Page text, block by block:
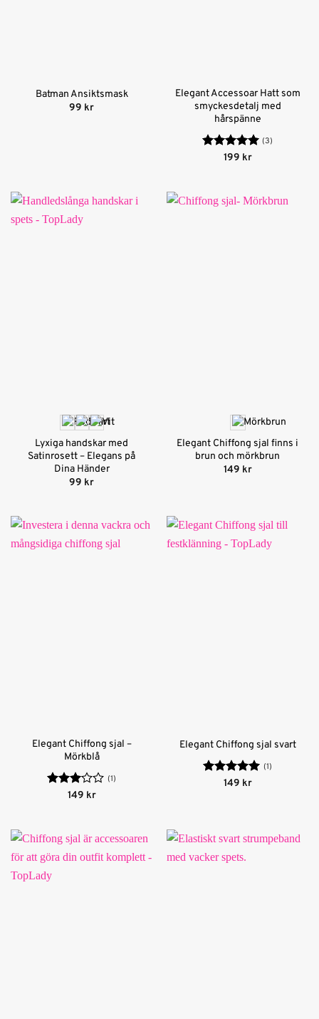
Batman Ansiktsmask
99 kr
Elegant Accessoar Hatt som
smyckesdetalj med
hårspänne
Betygsatt5
(3)
199 kr
Lyxiga handskar med
Satinrosett – Elegans på
Dina Händer
99 kr
Elegant Chiffong sjal finns i
brun och mörkbrun
149 kr
Elegant Chiffong sjal –
Mörkblå
Betygsatt
(1)
149 kr
Elegant Chiffong sjal svart
Betygsatt5
(1)
149 kr